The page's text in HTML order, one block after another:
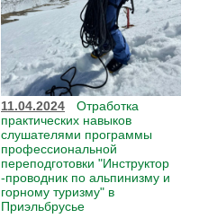
11.04.2024
Отработка
практических навыков
слушателями программы
профессиональной
переподготовки "Инструктор
-проводник по альпинизму и
горному туризму" в
Приэльбрусье